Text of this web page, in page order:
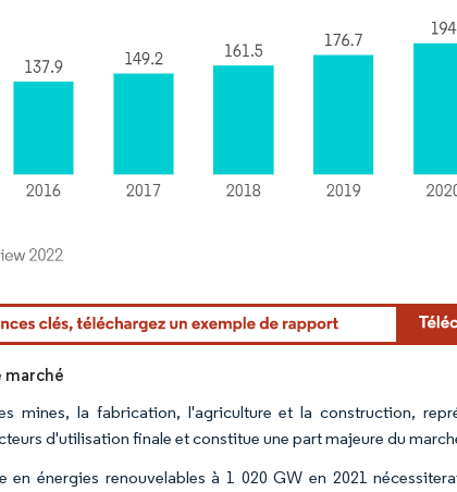
attribution sous CC BY 4.0.
marché
mines, la fabrication, l'agriculture et la construction,
d'utilisation finale et constitue une part majeure du
en énergies renouvelables à 1 020 GW en 2021